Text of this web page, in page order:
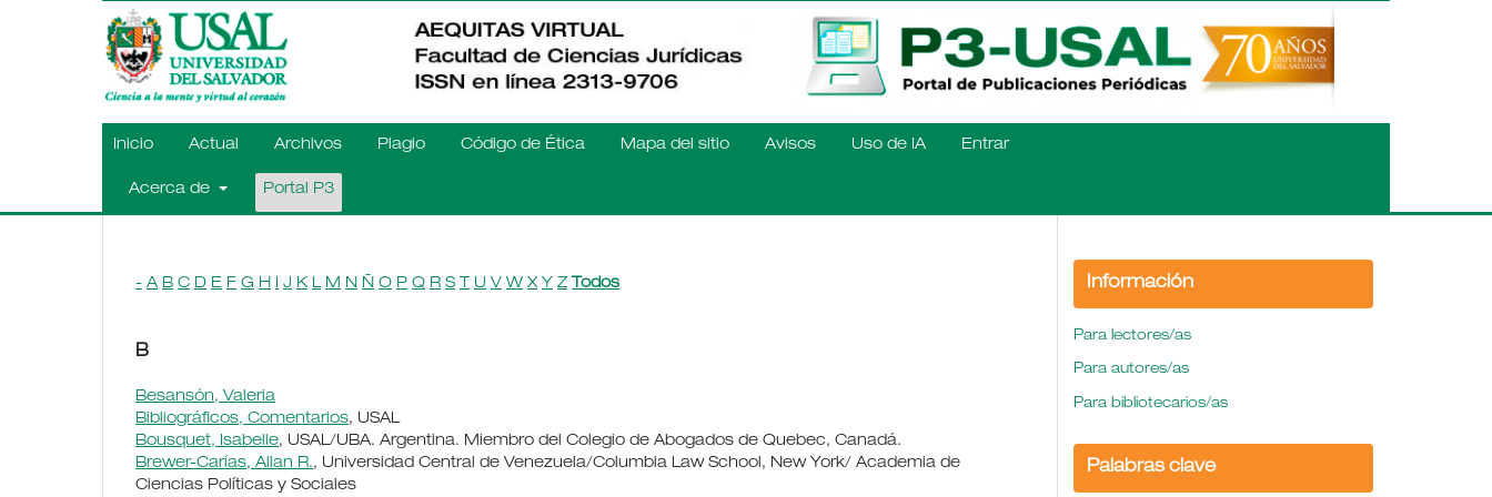
Inicio Actual Archivos Plagio Código de Ética Mapa del sitio Avisos Uso de IA Entrar
Acerca de Portal P3
- A B C D E F G H J K L M N Ñ O P Q R S U V W X Y Z Todos
B
Besansón, Valeria
Bibliográficos, Comentarios, USAL
Bousquet, Isabelle, USAL/UBA. Argentina. Miembro del Colegio de Abogados de Quebec, Canadá.
Brewer-Carías, Allan R., Universidad Central de Venezuela/Columbia Law School, New York/ Academia de
Ciencias Políticas y Sociales
Información
Para lectores/as
Para autores/as
Para bibliotecarios/as
Palabras clave